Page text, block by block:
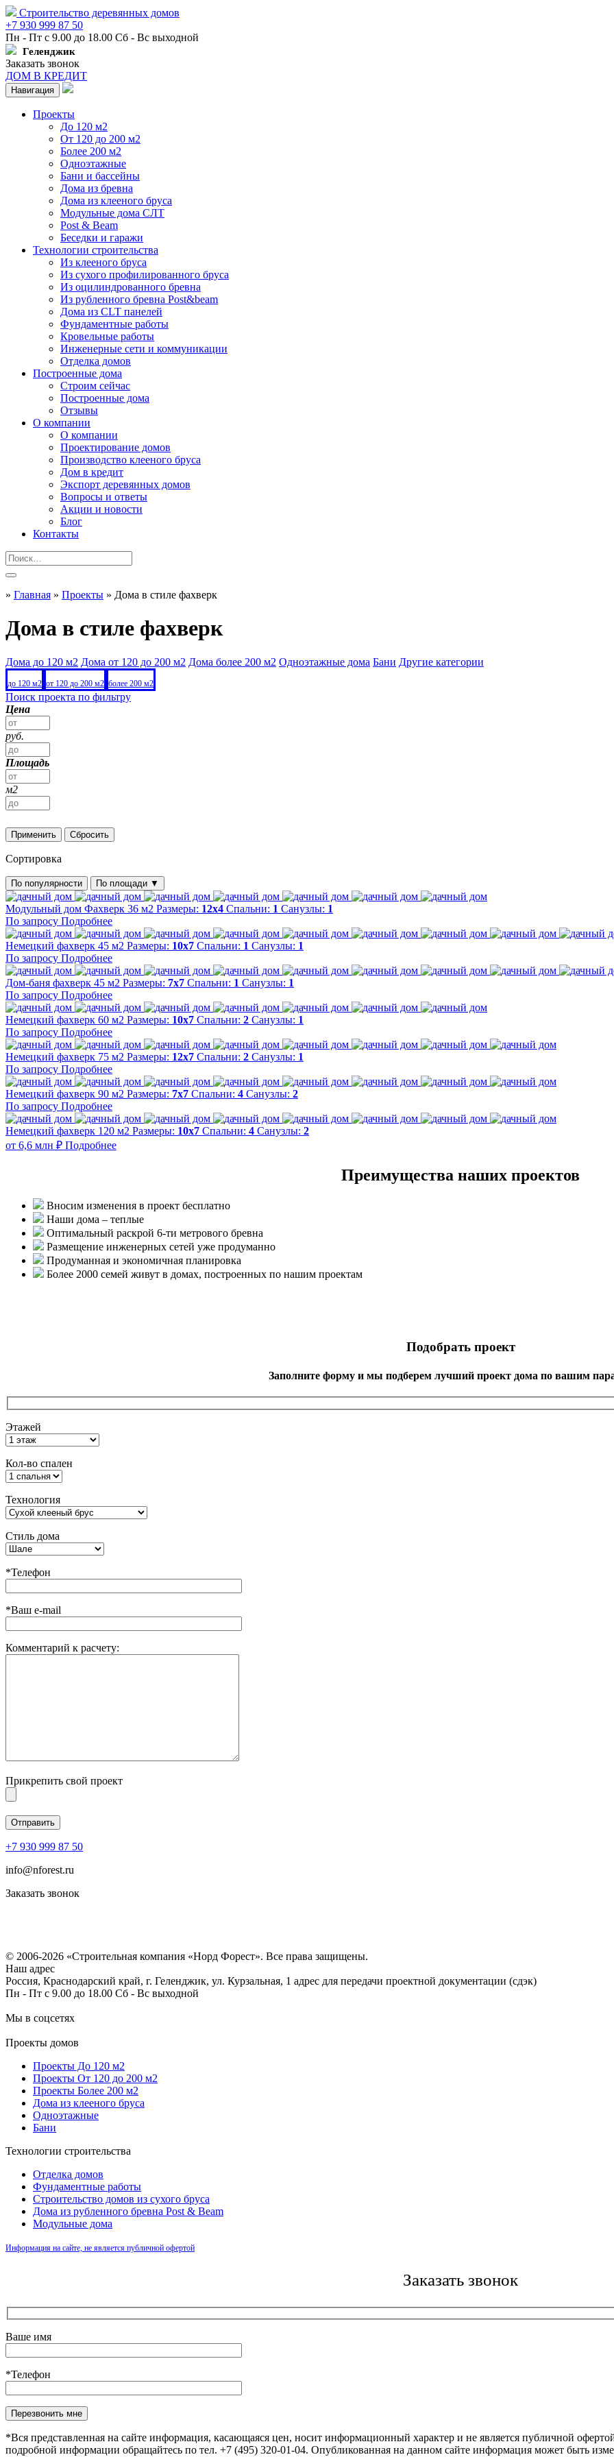
Строительство деревянных домов
+7 930 999 87 50
Пн - Пт с 9.00 до 18.00 Сб - Вс выходной
Геленджик
Заказать звонок
ДОМ В КРЕДИТ
Навигация
Проекты
До 120 м2
От 120 до 200 м2
Более 200 м2
Одноэтажные
Бани и бассейны
Дома из бревна
Дома из клееного бруса
Модульные дома СЛТ
Post & Beam
Беседки и гаражи
Технологии строительства
Из клееного бруса
Из сухого профилированного бруса
Из оцилиндрованного бревна
Из рубленного бревна Post&beam
Дома из CLT панелей
Фундаментные работы
Кровельные работы
Инженерные сети и коммуникации
Отделка домов
Построенные дома
Строим сейчас
Построенные дома
Отзывы
О компании
О компании
Проектирование домов
Производство клееного бруса
Дом в кредит
Экспорт деревянных домов
Вопросы и ответы
Акции и новости
Блог
Контакты
» Главная » Проекты » Дома в стиле фахверк
Дома в стиле фахверк
Дома до 120 м2 Дома от 120 до 200 м2 Дома более 200 м2 Одноэтажные дома Бани Другие категории
до 120 м2 от 120 до 200 м2 более 200 м2
Поиск проекта по фильтру
Цена
руб.
Площадь
м2
Применить Сбросить
Сортировка
По популярности По площади ▼
Модульный дом Фахверк 36 м2 Размеры: 12х4 Спальни: 1 Санузлы: 1
По запросу Подробнее
Немецкий фахверк 45 м2 Размеры: 10х7 Спальни: 1 Санузлы: 1
По запросу Подробнее
Дом-баня фахверк 45 м2 Размеры: 7x7 Спальни: 1 Санузлы: 1
По запросу Подробнее
Немецкий фахверк 60 м2 Размеры: 10х7 Спальни: 2 Санузлы: 1
По запросу Подробнее
Немецкий фахверк 75 м2 Размеры: 12x7 Спальни: 2 Санузлы: 1
По запросу Подробнее
Немецкий фахверк 90 м2 Размеры: 7x7 Спальни: 4 Санузлы: 2
По запросу Подробнее
Немецкий фахверк 120 м2 Размеры: 10x7 Спальни: 4 Санузлы: 2
от 6,6 млн ₽ Подробнее
Преимущества наших проектов
Вносим изменения в проект бесплатно
Наши дома – теплые
Оптимальный раскрой 6-ти метрового бревна
Размещение инженерных сетей уже продуманно
Продуманная и экономичная планировка
Более 2000 семей живут в домах, построенных по нашим проектам
Подобрать проект
Заполните форму и мы подберем лучший проект дома по вашим
Этажей
Кол-во спален
Технология
Стиль дома
*Телефон
*Ваш e-mail
Комментарий к расчету:
Прикрепить свой проект
+7 930 999 87 50
info@nforest.ru
Заказать звонок
© 2006-2026 «Строительная компания «Норд Форест». Все права защищены.
Наш адрес
Россия, Краснодарский край, г. Геленджик, ул. Курзальная, 1 адрес для передачи проектной документации (сдэк)
Пн - Пт с 9.00 до 18.00 Сб - Вс выходной
Мы в соцсетях
Проекты домов
Проекты До 120 м2
Проекты От 120 до 200 м2
Проекты Более 200 м2
Дома из клееного бруса
Одноэтажные
Бани
Технологии строительства
Отделка домов
Фундаментные работы
Строительство домов из сухого бруса
Дома из рубленного бревна Post & Beam
Модульные дома
Информация на сайте, не является публичной офертой
Заказать звонок
Ваше имя
*Телефон
Оставьте это поле пустым.
*Вся представленная на сайте информация, касающаяся цен, носит информационный характер и не является публичной
подробной информации обращайтесь по тел. +7 (495) 320-01-04. Опубликованная на данном сайте информация может быть